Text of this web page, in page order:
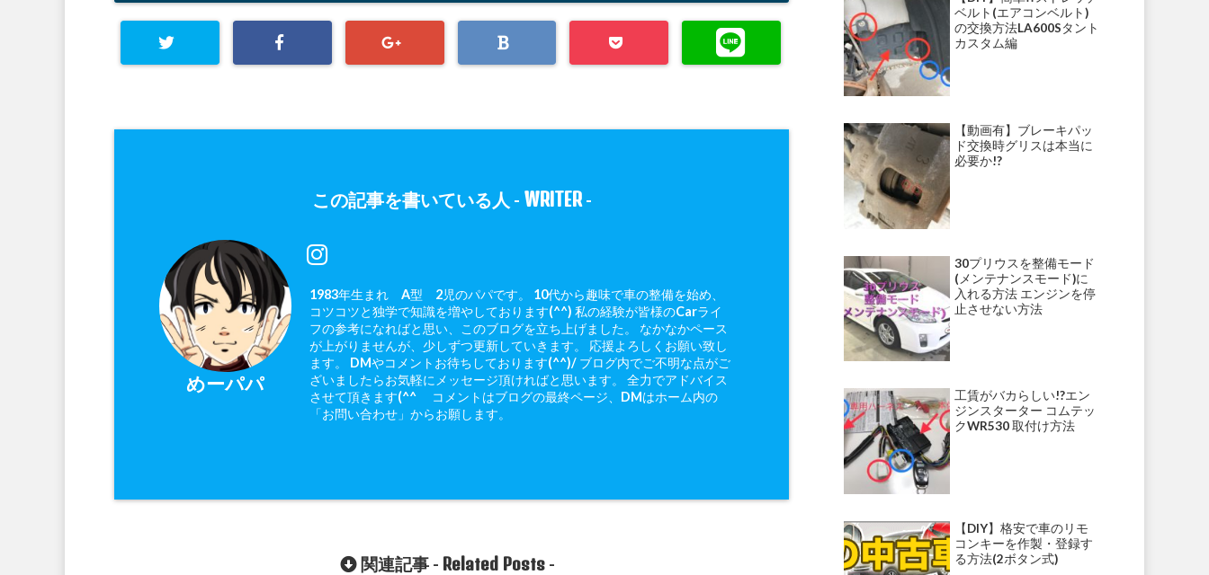
この記事を書いている人 - WRITER-
めーパパ
1983年生まれ A型 2児のパパです。 10代から趣味で車の整備を始め、
コツコツと独学で知識を増やしております(^^) 私の経験が皆様のCarライ
フの参考になればと思い、このブログを立ち上げました。 なかなかペース
が上がりませんが、少しずつ更新していきます。 応援よろしくお願い致し
ます。 DMやコメントお待ちしております(^^)/ ブログ内でご不明な点がご
ざいましたらお気軽にメッセージ頂ければと思います。 全力でアドバイス
させて頂きます(^^ゞ コメントはブログの最終ページ、DMはホーム内の
「お問い合わせ」からお願します。
関連記事 - Related Posts-
ベルト(エアコンベルト)
の交換方法LA600Sタント
カスタム編
【動画有】ブレーキパッ
ド交換時グリスは本当に
必要か!?
30プリウスを整備モード
(メンテナンスモード)に
入れる方法 エンジンを停
止させない方法
工賃がバカらしい!?エン
ジンスターター コムテッ
クWR530 取付け方法
【DIY】格安で車のリモ
コンキーを作製・登録す
る方法(2ボタン式)